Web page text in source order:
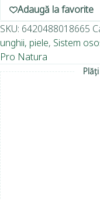
Adaugă la favorite
SKU: 6420488018665
unghii, piele, Sistem
Pro Natura